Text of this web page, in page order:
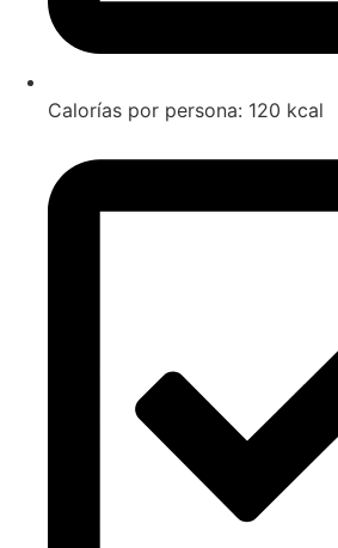
Calorías por persona: 120 kcal